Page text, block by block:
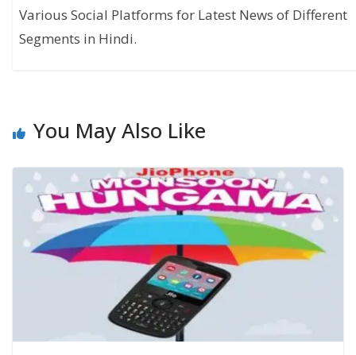
Various Social Platforms for Latest News of Different
Segments in Hindi.
You May Also Like